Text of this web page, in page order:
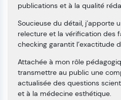
publications et à la qualité
Soucieuse du détail, j’apporte
relecture et la vérification des
checking garantit l’exactitude
Attachée à mon rôle
transmettre au public une
actualisée des questions
et à la médecine esthétique.